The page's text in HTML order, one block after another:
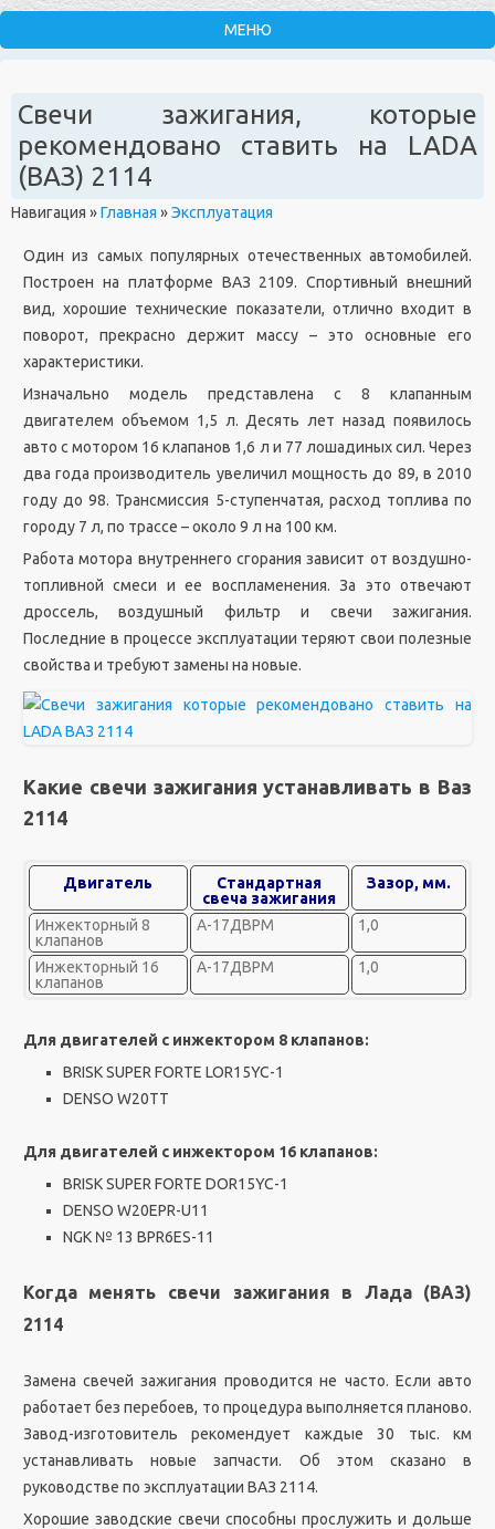
Свечи зажигания, которые
рекомендовано ставить на LADA
(ВАЗ) 2114
Навигация »Главная »Эксплуатация
Один из самых популярных отечественных автомобилей.
Построен на платформе ВАЗ 2109. Спортивный внешний
вид, хорошие технические показатели, отлично входит в
поворот, прекрасно держит массу – это основные его
характеристики.
Изначально модель представлена с 8 клапанным
двигателем объемом 1,5 л. Десять лет назад появилось
авто с мотором 16 клапанов 1,6 л и 77 лошадиных сил. Через
два года производитель увеличил мощность до 89, в 2010
году до 98. Трансмиссия 5-ступенчатая, расход топлива по
городу 7 л, по трассе – около 9 л на 100 км.
Работа мотора внутреннего сгорания зависит от воздушно-
топливной смеси и ее воспламенения. За это отвечают
дроссель, воздушный фильтр и свечи зажигания.
Последние в процессе эксплуатации теряют свои полезные
свойства и требуют замены на новые.
Какие свечи зажигания устанавливать в Ваз
2114
Двигатель
Стандартная
свеча зажигания
Зазор, мм.
Инжекторный 8
клапанов
А-17ДВРМ 1,0
Инжекторный 16
клапанов
А-17ДВРМ 1,0
Для двигателей с инжектором 8 клапанов:
BRISK SUPER FORTE LOR15YC-1
DENSO W20TT
Для двигателей с инжектором 16 клапанов:
BRISK SUPER FORTE DOR15YC-1
DENSO W20EPR-U11
NGK № 13 BPR6ES-11
Когда менять свечи зажигания в Лада (ВАЗ)
2114
Замена свечей зажигания проводится не часто. Если авто
работает без перебоев, то процедура выполняется планово.
Завод-изготовитель рекомендует каждые 30 тыс. км
устанавливать новые запчасти. Об этом сказано в
руководстве по эксплуатации ВАЗ 2114.
Хорошие заводские свечи способны прослужить и дольше